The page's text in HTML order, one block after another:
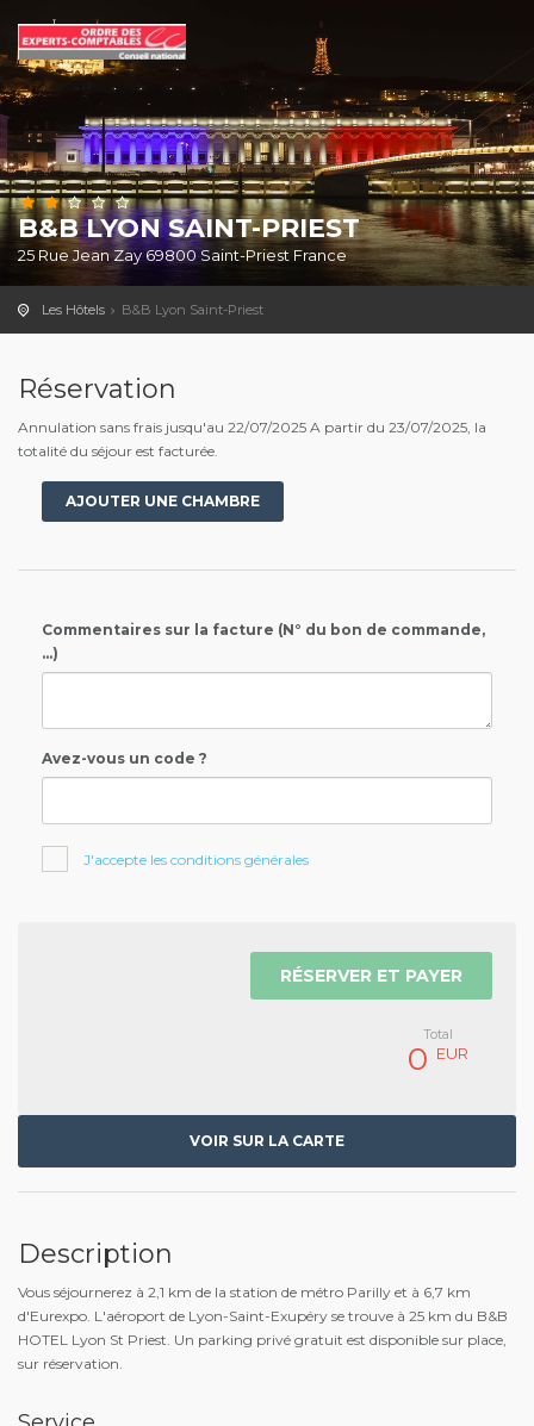
B&B LYON SAINT-PRIEST
25 Rue Jean Zay 69800 Saint-Priest France
Les Hôtels B&B Lyon Saint-Priest
Réservation
Annulation sans frais jusqu'au 22/07/2025 A partir du 23/07/2025, la
totalité du séjour est facturée.
AJOUTER UNE CHAMBRE
Commentaires sur la facture (N° du bon de commande,
...)
Avez-vous un code ?
J'accepte les conditions générales
RÉSERVER ET PAYER
Total
0 EUR
VOIR SUR LA CARTE
Description
Vous séjournerez à 2,1 km de la station de métro Parilly et à 6,7 km
d'Eurexpo. L'aéroport de Lyon-Saint-Exupéry se trouve à 25 km du B&B
HOTEL Lyon St Priest. Un parking privé gratuit est disponible sur place,
sur réservation.